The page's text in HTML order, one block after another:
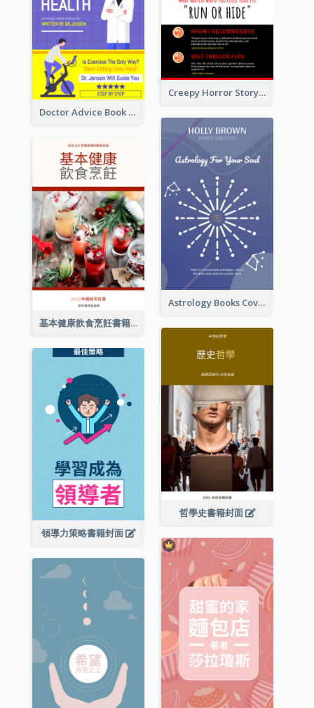
Creepy Horror Story Book Cover Design
Doctor Advice Book Cover Design
Astrology Books Cover Design
基本健康飲食烹飪書籍封面
哲學史書籍封面
領導力策略書籍封面